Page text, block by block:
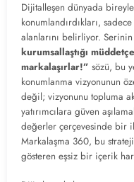
Dijitalleşen dünyada
konumlandırdıkları,
alanlarını belirliyor.
kurumsallaştığı
markalaşırlar!” sözü, bu
konumlanma vizyonunun
değil; vizyonunu topluma
yatırımcılara güven
değerler çerçevesinde bir
Markalaşma 360, bu
gösteren eşsiz bir içerik